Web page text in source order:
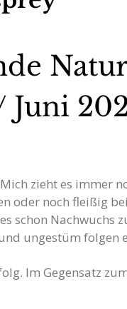
Juni
zieht es immer
oder noch fleißig
schon Nachwuchs
ungestüm folgen
Im Gegensatz